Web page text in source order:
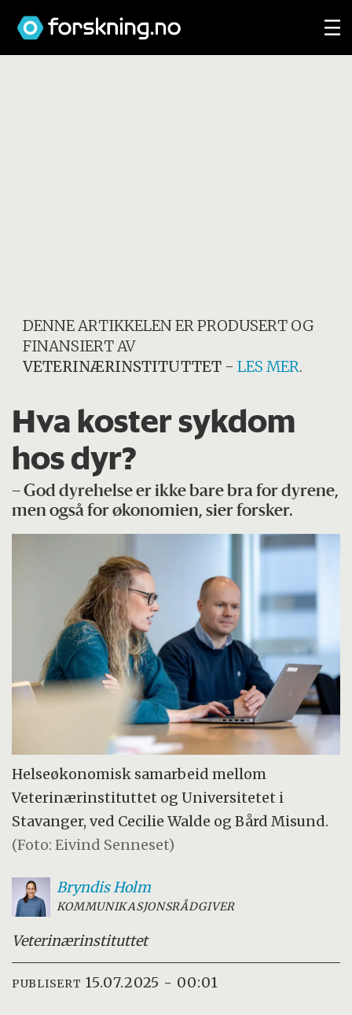
DENNE ARTIKKELEN ER PRODUSERT OG
FINANSIERT AV
VETERINÆRINSTITUTTET -LES MER.
Hva koster sykdom
hos dyr?
– God dyrehelse er ikke bare bra for dyrene,
men også for økonomien, sier forsker.
Helseøkonomisk samarbeid mellom
Veterinærinstituttet og Universitetet i
Stavanger, ved Cecilie Walde og Bård Misund.
(Foto: Eivind Senneset)
BryndisHolm
KOMMUNIKASJONSRÅDGIVER
Veterinærinstituttet
PUBLISERT 15.07.2025 - 00:01